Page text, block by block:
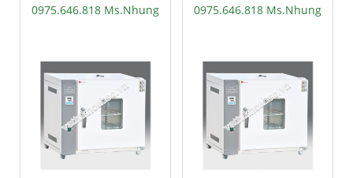
0975.646.818 Ms.Nhung 0975.646.818 Ms.Nhung